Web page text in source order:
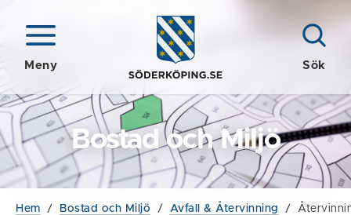
Meny Sök
Bostad och Miljö
Hem / Bostad och Miljö / Avfall & Återvinning /